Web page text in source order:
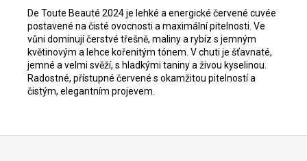
De Toute Beauté 2024 je lehké a energické červené cuvée
postavené na čisté ovocnosti a maximální pitelnosti. Ve
vůni dominují čerstvé třešně, maliny a rybíz s jemným
květinovým a lehce kořenitým tónem. V chuti je šťavnaté,
jemné a velmi svěží, s hladkými taniny a živou kyselinou.
Radostné, přístupné červené s okamžitou pitelností a
čistým, elegantním projevem.